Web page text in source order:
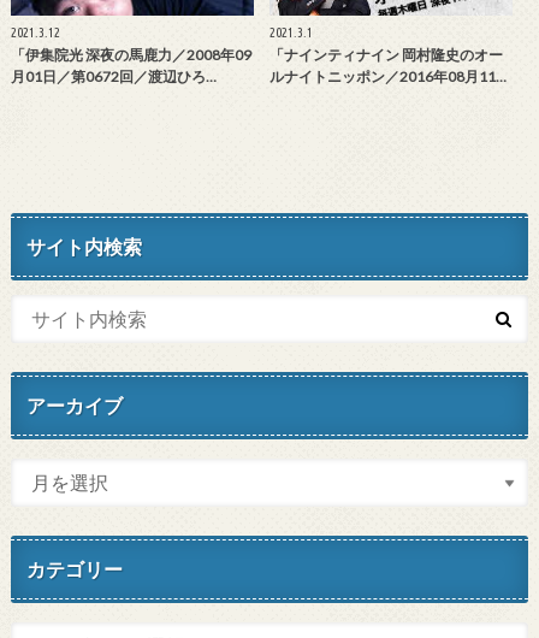
2021.3.12
「伊集院光 深夜の馬鹿力／2008年09
月01日／第0672回／渡辺ひろ…
2021.3.1
「ナインティナイン 岡村隆史のオー
ルナイトニッポン／2016年08月11…
サイト内検索
アーカイブ
カテゴリー